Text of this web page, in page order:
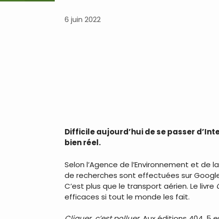
6 juin 2022
Difficile aujourd’hui de se passer
bien réel.
Selon l’Agence de l’Environnement et de
de recherches sont effectuées sur
C’est plus que le transport aérien. Le livre
efficaces si tout le monde les fait.